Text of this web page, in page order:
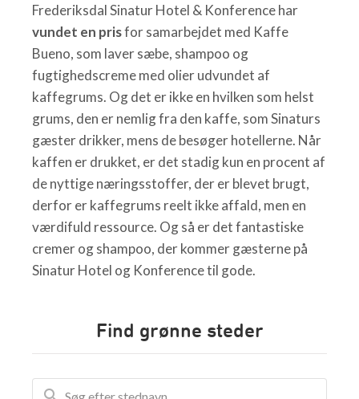
Frederiksdal Sinatur Hotel & Konference har
vundet en prisfor samarbejdet med Kaffe
Bueno, som laver sæbe, shampoo og
fugtighedscreme med olier udvundet af
kaffegrums. Og det er ikke en hvilken som helst
grums, den er nemlig fra den kaffe, som Sinaturs
gæster drikker, mens de besøger hotellerne. Når
kaffen er drukket, er det stadig kun en procent af
de nyttige næringsstoffer, der er blevet brugt,
derfor er kaffegrums reelt ikke affald, men en
værdifuld ressource. Og så er det fantastiske
cremer og shampoo, der kommer gæsterne på
Sinatur Hotel og Konference til gode.
Find grønne steder